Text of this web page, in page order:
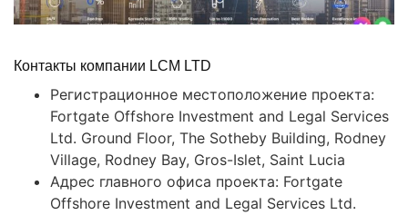
Контакты компании LCM LTD
Регистрационное местоположение проекта:
Fortgate Offshore Investment and Legal Services
Ltd. Ground Floor, The Sotheby Building, Rodney
Village, Rodney Bay, Gros-Islet, Saint Lucia
Адрес главного офиса проекта: Fortgate
Offshore Investment and Legal Services Ltd.